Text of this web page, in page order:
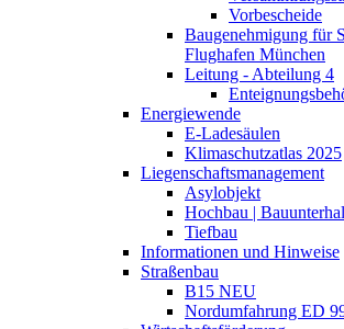
Vorbescheide
Baugenehmigung für
Flughafen München
Leitung - Abteilung 4
Energiewende
E-Ladesäulen
Klimaschutzatlas 2025
Liegenschaftsmanagement
Asylobjekt
Hochbau |
Tiefbau
Informationen und Hinweise
Straßenbau
B15 NEU
Nordumfahrung ED